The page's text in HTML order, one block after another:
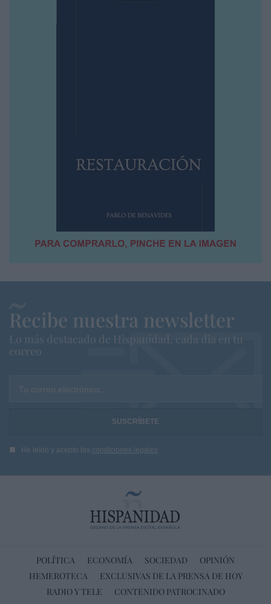
Recibe nuestra newsletter
Lo más destacado de Hispanidad, cada dia en tu
correo
Tu correo electrónico...
He leído y acepto las condiciones legales
POLÍTICA ECONOMÍA SOCIEDAD
OPINIÓN
HEMEROTECA
EXCLUSIVAS DE LA PRENSA DE HOY
RADIO Y TELE
CONTENIDO PATROCINADO